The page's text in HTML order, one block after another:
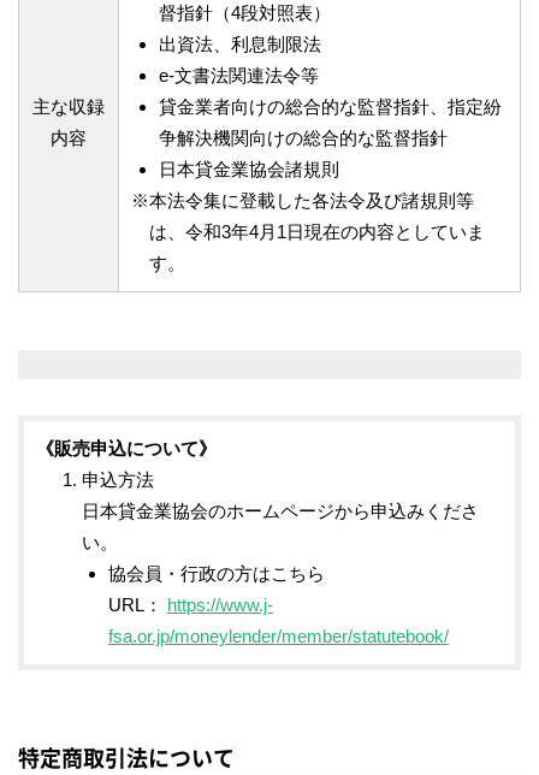
主な収録
内容
督指針（4段対照表）
出資法、利息制限法
e-文書法関連法令等
貸金業者向けの総合的な監督指針、指定紛
争解決機関向けの総合的な監督指針
日本貸金業協会諸規則
本法令集に登載した各法令及び諸規則等
は、令和3年4月1日現在の内容としていま
す。
《販売申込について》
申込方法
日本貸金業協会のホームページから申込みくださ
い。
協会員・行政の方はこちら
URL： https://www.j-
fsa.or.jp/moneylender/member/statutebook/
特定商取引法について